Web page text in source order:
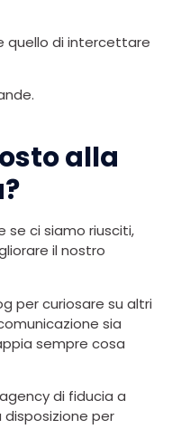
quello di intercettare
alla
se ci siamo riusciti,
il nostro
per curiosare su altri
sia
sempre cosa
di fiducia a
per